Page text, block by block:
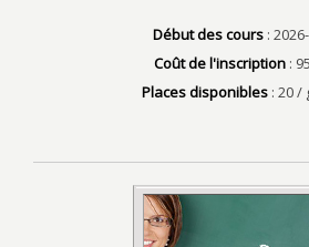
Début des cours:
Coût de l'inscription :
Places disponibles : 20 /